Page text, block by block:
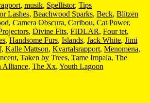
, musik, Spellistor, Tips
Lashes, Beachwood Sparks, Beck, Blitzen
, Camera Obscura, Caribou, Cat Power,
, Divine Fits, FIDLAR, Four tet,
, Handsome Furs, Islands, Jack White, Jimi
, Kalle Mattson, Kvartalsrapport, Menomena,
, Taken by Trees, Tame Impala, The
Alliance, The Xx, Youth Lagoon